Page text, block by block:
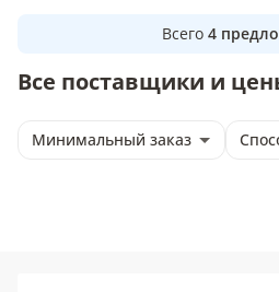
Всего 4
Все поставщики и
Минимальный заказ